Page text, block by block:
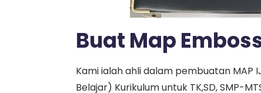
Buat Map
Kami ialah ahli dalam pembuatan MAP
Belajar) Kurikulum untuk TK,SD, SMP-